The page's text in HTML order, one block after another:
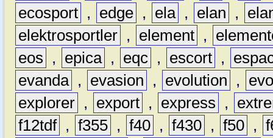
ecosport , edge , ela , elan ,
elektrosportler , element ,
eos
, epica , eqc , escort ,
evanda , evasion , evolution ,
explorer , export , express ,
f12tdf , f355 , f40 , f430 , f50 ,